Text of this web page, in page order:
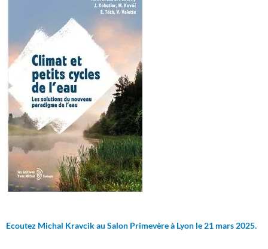
Ecoutez Michal Kravcik au Salon Primevère à Lyon le 21 mars 2025.